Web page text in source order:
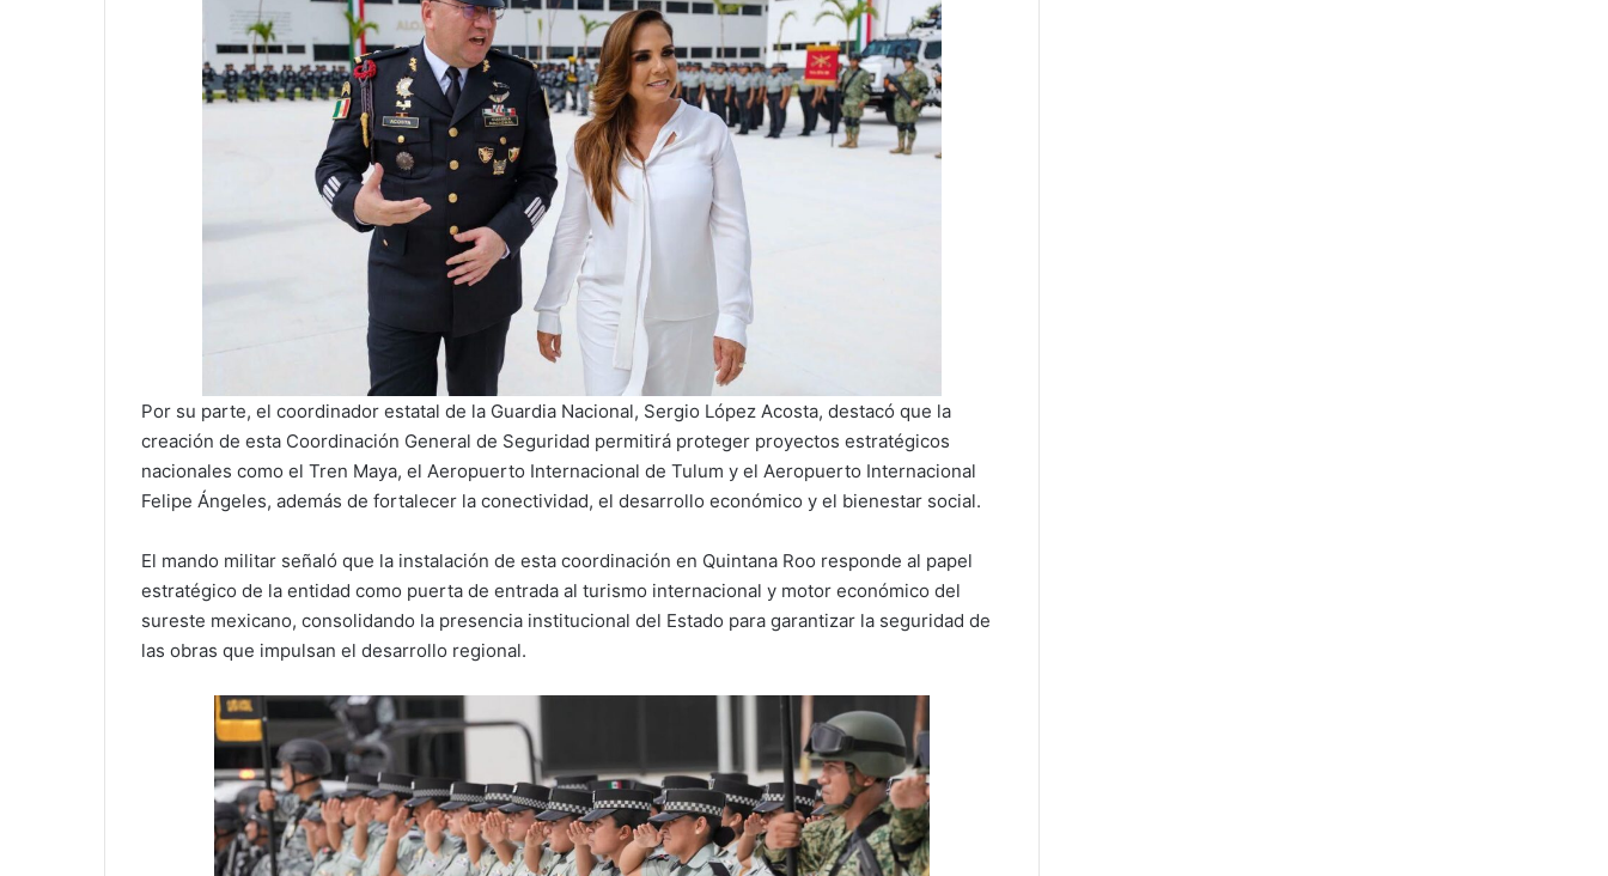
Por su parte, el coordinador estatal de la Guardia Nacional, Sergio López Acosta, destacó que la
creación de esta Coordinación General de Seguridad permitirá proteger proyectos estratégicos
nacionales como el Tren Maya, el Aeropuerto Internacional de Tulum y el Aeropuerto Internacional
Felipe Ángeles, además de fortalecer la conectividad, el desarrollo económico y el bienestar social.
El mando militar señaló que la instalación de esta coordinación en Quintana Roo responde al papel
estratégico de la entidad como puerta de entrada al turismo internacional y motor económico del
sureste mexicano, consolidando la presencia institucional del Estado para garantizar la seguridad de
las obras que impulsan el desarrollo regional.